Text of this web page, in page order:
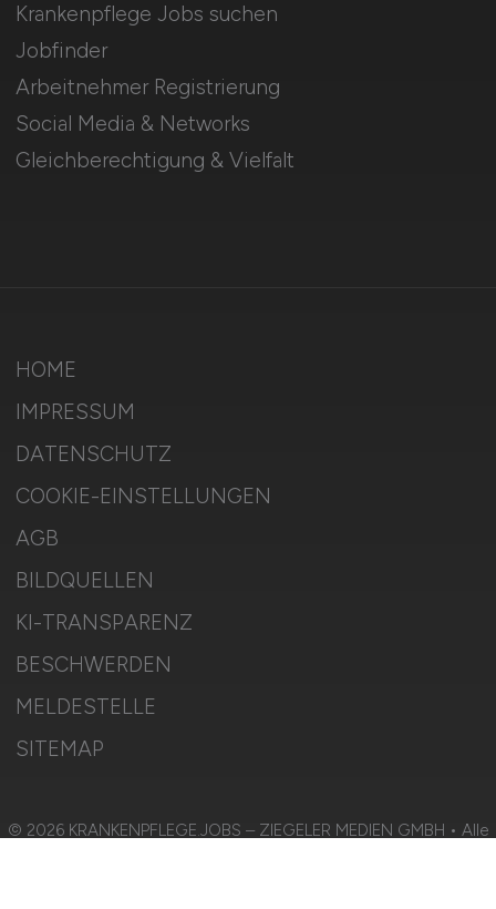
Krankenpflege Jobs suchen
Jobfinder
Arbeitnehmer Registrierung
Social Media & Networks
Gleichberechtigung & Vielfalt
HOME
IMPRESSUM
DATENSCHUTZ
COOKIE-EINSTELLUNGEN
AGB
BILDQUELLEN
KI-TRANSPARENZ
BESCHWERDEN
MELDESTELLE
SITEMAP
© 2026 KRANKENPFLEGE.JOBS – ZIEGELER MEDIEN GMBH • Alle